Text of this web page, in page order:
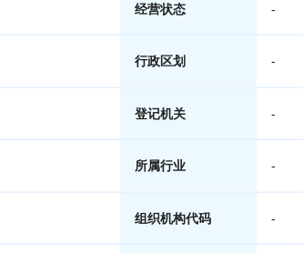
经营状态 -
行政区划 -
登记机关 -
所属行业 -
组织机构代码 -